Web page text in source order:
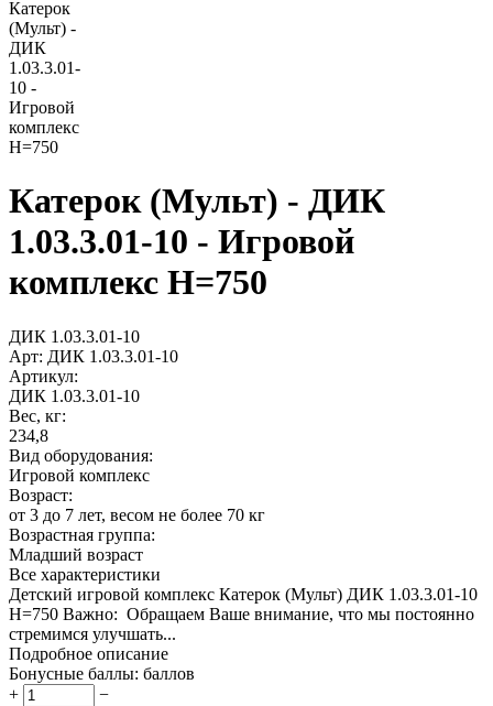
Катерок (Мульт) - ДИК
1.03.3.01-10 - Игровой
комплекс H=750
ДИК 1.03.3.01-10
Арт: ДИК 1.03.3.01-10
Артикул:
ДИК 1.03.3.01-10
Вес, кг:
234,8
Вид оборудования:
Игровой комплекс
Возраст:
от 3 до 7 лет, весом не более 70 кг
Возрастная группа:
Младший возраст
Все характеристики
Детский игровой комплекс Катерок (Мульт) ДИК 1.03.3.01-10
H=750 Важно: Обращаем Ваше внимание, что мы постоянно
стремимся улучшать...
Подробное описание
Бонусные баллы: баллов
+
−